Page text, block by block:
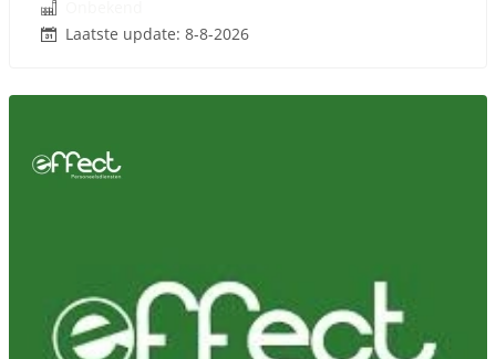
Laatste update: 8-8-2026